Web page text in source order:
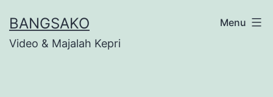
to
content
BANGSAKO
Video & Majalah Kepri
Menu